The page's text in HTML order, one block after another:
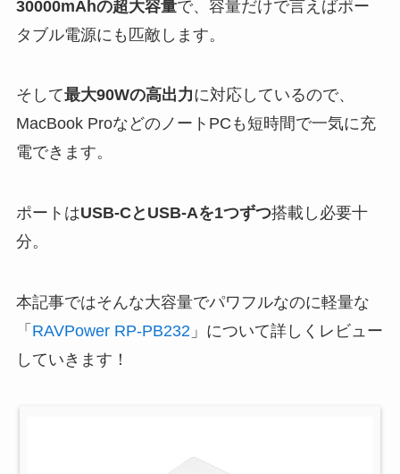
30000mAhの超大容量で、容量だけで言えばポー
タブル電源にも匹敵します。
そして最大90Wの高出力に対応しているので、
MacBook ProなどのノートPCも短時間で一気に充
電できます。
ポートはUSB-CとUSB-Aを1つずつ搭載し必要十
分。
本記事ではそんな大容量でパワフルなのに軽量な
「 RAVPower RP-PB232」について詳しくレビュー
していきます！